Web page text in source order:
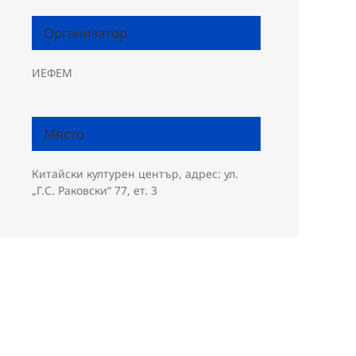
Организатор
ИЕФЕМ
Място
Китайски културен център, адрес: ул.
„Г.С. Раковски“ 77, ет. 3